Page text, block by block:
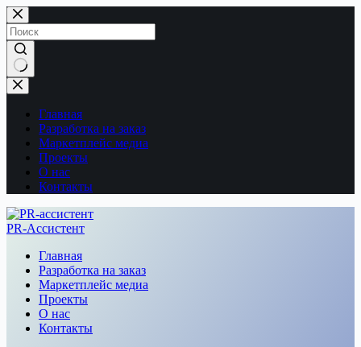
Перейти
к
сути
Ничего
не
найденоГлавная
Разработка на заказ
Маркетплейс медиа
Проекты
О нас
Контакты
PR-Ассистент
Главная
Разработка на заказ
Маркетплейс медиа
Проекты
О нас
Контакты